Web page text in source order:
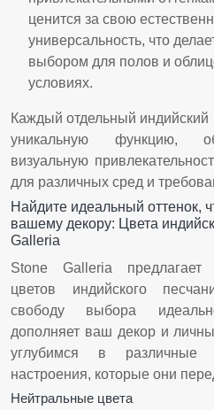
ценится за свою
универсальность, что
выбором для полов и
условиях.
Каждый отдельный
уникальную функцию,
визуальную
для различных сред и
Найдите идеальный оттенок,
вашему декору: Цвета
Galleria
Stone Galleria предлагает
цветов индийского
свободу выбора
дополняет ваш декор и
углубимся в различные
настроения, которые они
Нейтральные цвета